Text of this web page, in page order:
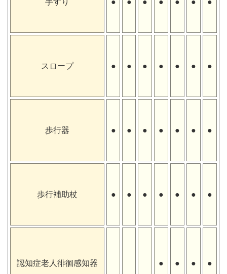
手すり ● ● ● ● ● ● ●
スロープ ● ● ● ● ● ● ●
歩行器 ● ● ● ● ● ● ●
歩行補助杖 ● ● ● ● ● ● ●
認知症老人徘徊感知器 ● ● ● ●